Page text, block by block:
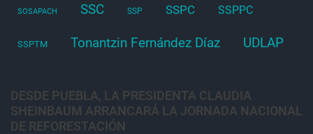
SOSAPACH SSC SSP SSPC SSPPC
SSPTM Tonantzin Fernández Díaz UDLAP
DESDE PUEBLA, LA PRESIDENTA CLAUDIA
SHEINBAUM ARRANCARÁ LA JORNADA NACIONAL
DE REFORESTACIÓN